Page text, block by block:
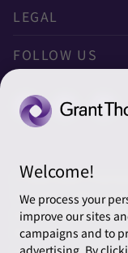
ニュースレター申し
グローバル
グローバルリーチ
太陽有限責任監査法
太陽グラントソン
太陽グラントソン
株式会社サンライ
ナル
一般社団法人太陽
LEGAL
利用規約
ソーシャルメディ
FOLLOW US
© 2026 Grant
Thornton” refers to
member firms
their clients and/or
context requires.
Welcome!
We process your
improve our sites
campaigns and to
advertising. By